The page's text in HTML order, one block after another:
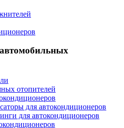
отопителей
для автокондиционеров
для автокондиционеров